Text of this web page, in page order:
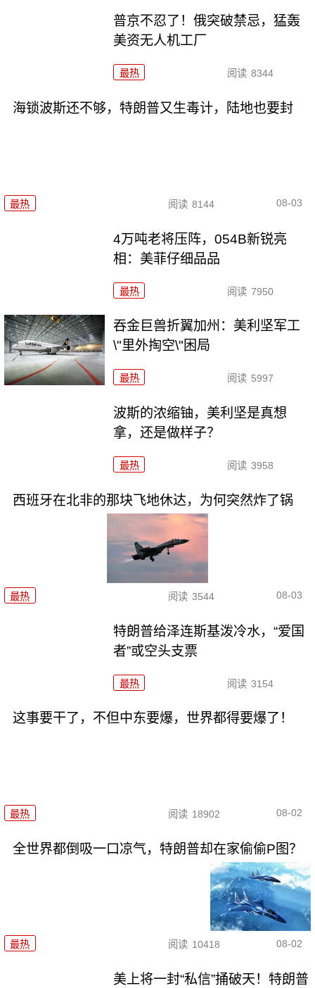
普京不忍了！俄突破禁忌，猛轰
美资无人机工厂
最热 阅读 8344
海锁波斯还不够，特朗普又生毒计，陆地也要封
最热 阅读 8144 08-03
4万吨老将压阵，054B新锐亮
相：美菲仔细品品
最热 阅读 7950
吞金巨兽折翼加州：美利坚军工
\"里外掏空\"困局
最热 阅读 5997
波斯的浓缩铀，美利坚是真想
拿，还是做样子？
最热 阅读 3958
西班牙在北非的那块飞地休达，为何突然炸了锅
最热 阅读 3544 08-03
特朗普给泽连斯基泼冷水，“爱国
者”或空头支票
最热 阅读 3154
这事要干了，不但中东要爆，世界都得要爆了！
最热 阅读 18902 08-02
全世界都倒吸一口凉气，特朗普却在家偷偷P图？
最热 阅读 10418 08-02
美上将一封“私信”捅破天！特朗普